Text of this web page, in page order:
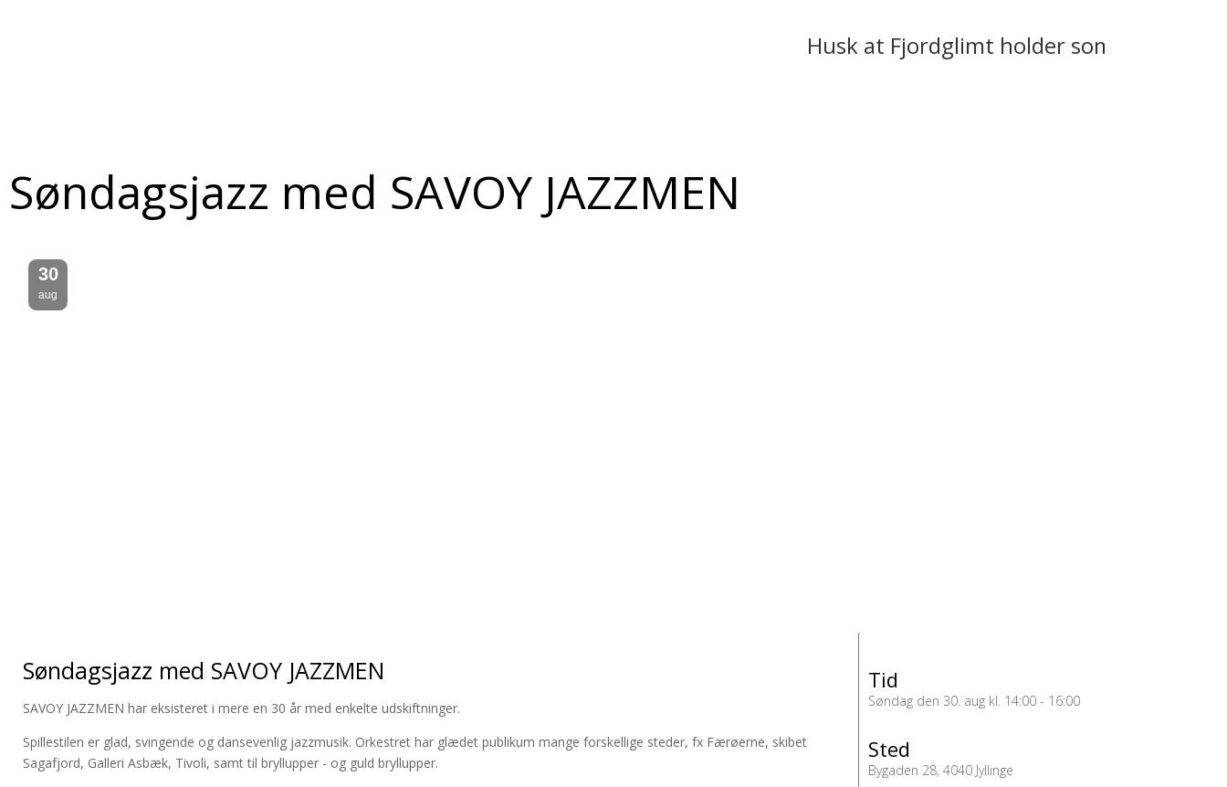
Husk at Fjordglimt holder sommerferie
Søndagsjazz med SAVOY JAZZMEN
30
aug
Søndagsjazz med SAVOY JAZZMEN
SAVOY JAZZMEN har eksisteret i mere en 30 år med enkelte udskiftninger.
Spillestilen er glad, svingende og dansevenlig jazzmusik. Orkestret har glædet publikum mange forskellige steder, fx Færøerne, skibet
Sagafjord, Galleri Asbæk, Tivoli, samt til bryllupper - og guld bryllupper.
Tid
Søndag den 30. aug kl. 14:00 - 16:00
Sted
Bygaden 28, 4040 Jyllinge